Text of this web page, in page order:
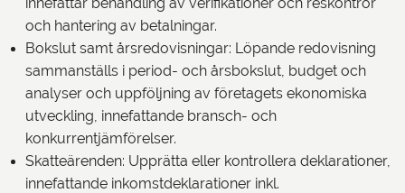
innefattar behandling av verifikationer och reskontror
och hantering av betalningar.
Bokslut samt årsredovisningar: Löpande redovisning
sammanställs i period- och årsbokslut, budget och
analyser och uppföljning av företagets ekonomiska
utveckling, innefattande bransch- och
konkurrentjämförelser.
Skatteärenden: Upprätta eller kontrollera deklarationer,
innefattande inkomstdeklarationer inkl.